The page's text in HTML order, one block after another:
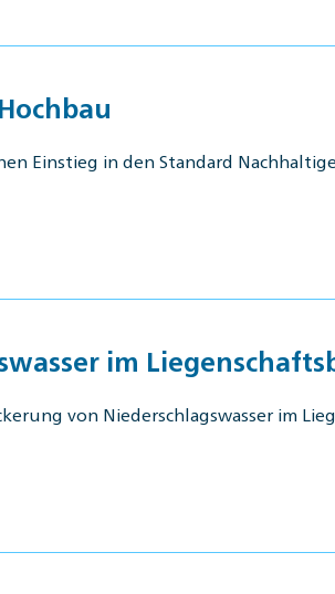
Einstieg in den Standard
im
von Niederschlagswasser im